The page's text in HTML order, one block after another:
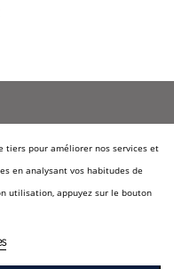
tiers pour améliorer nos services et
en analysant vos habitudes de
utilisation, appuyez sur le bouton